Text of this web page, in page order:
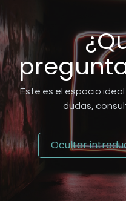
Este es el espacio
dudas,
Ocultar